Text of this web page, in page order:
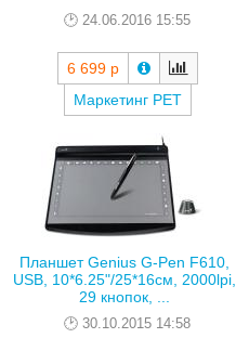
24.06.2016 15:55
6 699 р
Маркетинг РЕТ
Планшет Genius G-Pen F610,
USB, 10*6.25"/25*16см, 2000lpi,
29 кнопок, ...
30.10.2015 14:58